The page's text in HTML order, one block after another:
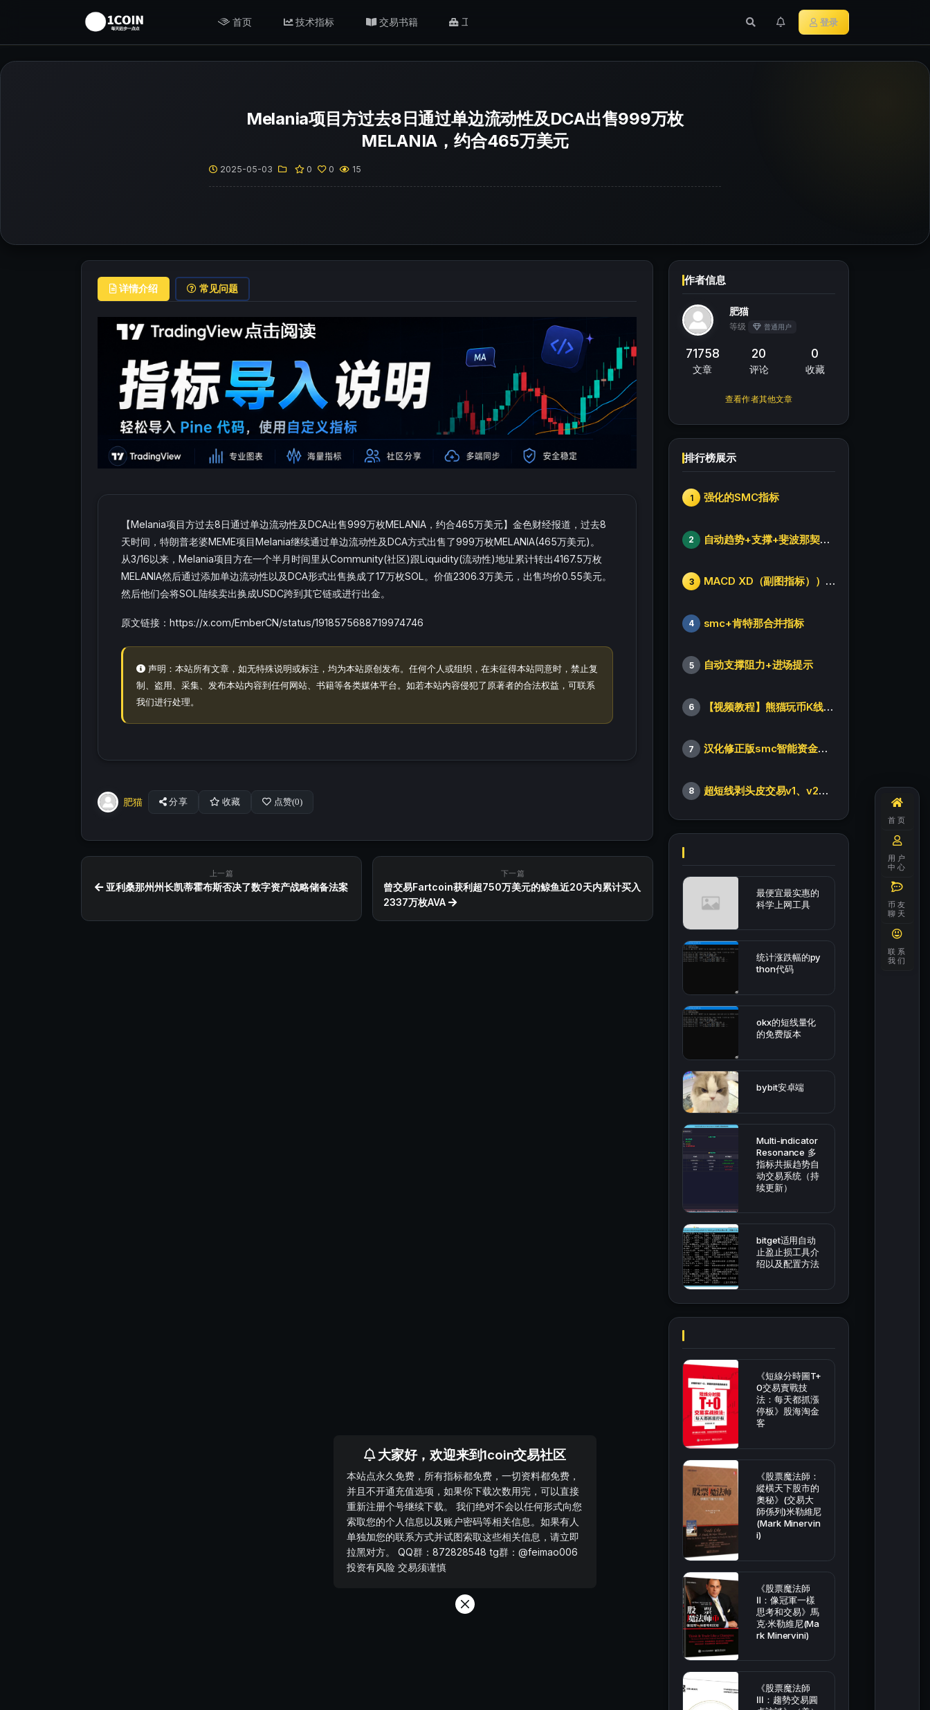
首页 技术指标 交易书籍 工具/返佣 登录
Melania项目方过去8日通过单边流动性及DCA出售999万枚
MELANIA，约合465万美元
2025-05-03 0 0 15
详情介绍 常见问题
【Melania项目方过去8日通过单边流动性及DCA出售999万枚MELANIA，约合465万美元】金色财经报道，过去8
天时间，特朗普老婆MEME项目Melania继续通过单边流动性及DCA方式出售了999万枚MELANIA(465万美元)。
从3/16以来，Melania项目方在一个半月时间里从Community(社区)跟Liquidity(流动性)地址累计转出4167.5万枚
MELANIA然后通过添加单边流动性以及DCA形式出售换成了17万枚SOL。价值2306.3万美元，出售均价0.55美元。
然后他们会将SOL陆续卖出换成USDC跨到其它链或进行出金。
原文链接：https://x.com/EmberCN/status/1918575688719974746
声明：本站所有文章，如无特殊说明或标注，均为本站原创发布。任何个人或组织，在未征得本站同意时，禁止复
制、盗用、采集、发布本站内容到任何网站、书籍等各类媒体平台。如若本站内容侵犯了原著者的合法权益，可联系
我们进行处理。
肥猫 分享 收藏 点赞(0)
上一篇
亚利桑那州州长凯蒂霍布斯否决了数字资产战略储备法案
下一篇
曾交易Fartcoin获利超750万美元的鲸鱼近20天内累计买入
2337万枚AVA
作者信息
肥猫
等级 普通用户
71758
文章
20
评论
0
收藏
查看作者其他文章
排行榜展示
1 强化的SMC指标
2 自动趋势+支撑+斐波那契+箱体
3 MACD XD（副图指标））修改版
4 smc+肯特那合并指标
5 自动支撑阻力+进场提示
6 【视频教程】熊猫玩币K线后的秘密（全集）
7 汉化修正版smc智能资金订单指标
8 超短线剥头皮交易v1、v2版本
最便宜最实惠的
科学上网工具
统计涨跌幅的py
thon代码
okx的短线量化
的免费版本
bybit安卓端
Multi-indicator
Resonance 多
指标共振趋势自
动交易系统（持
续更新）
bitget适用自动
止盈止损工具介
绍以及配置方法
《短線分時圖T+
0交易實戰技
法：每天都抓漲
停板》股海淘金
客
《股票魔法師：
縱橫天下股市的
奧秘》(交易大
師係列)米勒維尼
(Mark Minervin
i)
《股票魔法師
Ⅱ：像冠軍一樣
思考和交易》馬
克·米勒維尼(Ma
rk Minervini)
《股票魔法師
Ⅲ：趨勢交易圓
首页
用户
中心
币友
聊天
联系
我们
大家好，欢迎来到1coin交易社区
本站点永久免费，所有指标都免费，一切资料都免费，
并且不开通充值选项，如果你下载次数用完，可以直接
重新注册个号继续下载。 我们绝对不会以任何形式向您
索取您的个人信息以及账户密码等相关信息。如果有人
单独加您的联系方式并试图索取这些相关信息，请立即
拉黑对方。 QQ群：872828548 tg群：@feimao006
投资有风险 交易须谨慎